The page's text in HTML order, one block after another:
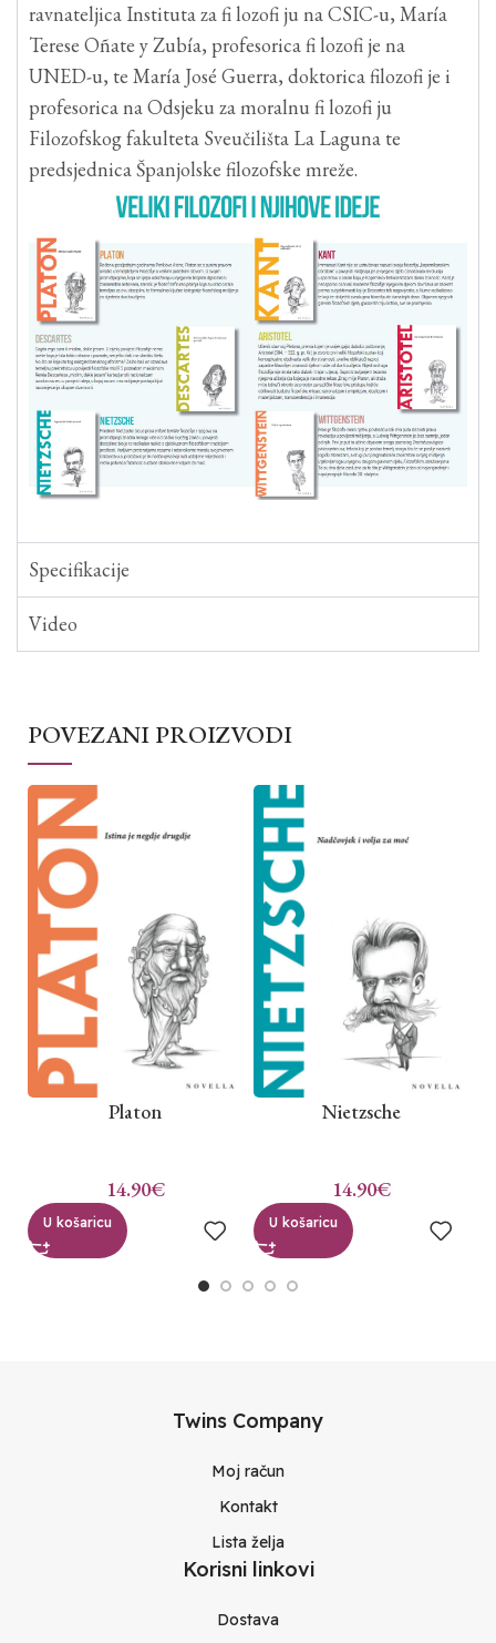
ravnateljica Instituta za fi lozofi ju na CSIC-u, María
Terese Oñate y Zubía, profesorica fi lozofi je na
UNED-u, te María José Guerra, doktorica filozofi je i
profesorica na Odsjeku za moralnu fi lozofi ju
Filozofskog fakulteta Sveučilišta La Laguna te
predsjednica Španjolske filozofske mreže.
Specifikacije
Video
POVEZANI PROIZVODI
Platon
14.90€
U košaricu
Nietzsche
14.90€
U košaricu
Twins Company
Moj račun
Kontakt
Lista želja
Korisni linkovi
Dostava